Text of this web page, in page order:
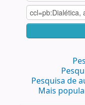
Pesquisa de
Mais